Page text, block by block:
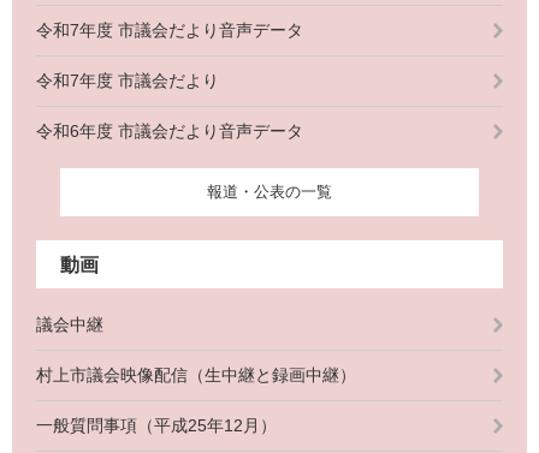
令和7年度 市議会だより音声データ
令和7年度 市議会だより
令和6年度 市議会だより音声データ
報道・公表の一覧
動画
議会中継
村上市議会映像配信（生中継と録画中継）
一般質問事項（平成25年12月）